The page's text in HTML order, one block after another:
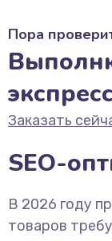
Пора
Заказать
SEO-
В 2026 году
товаров